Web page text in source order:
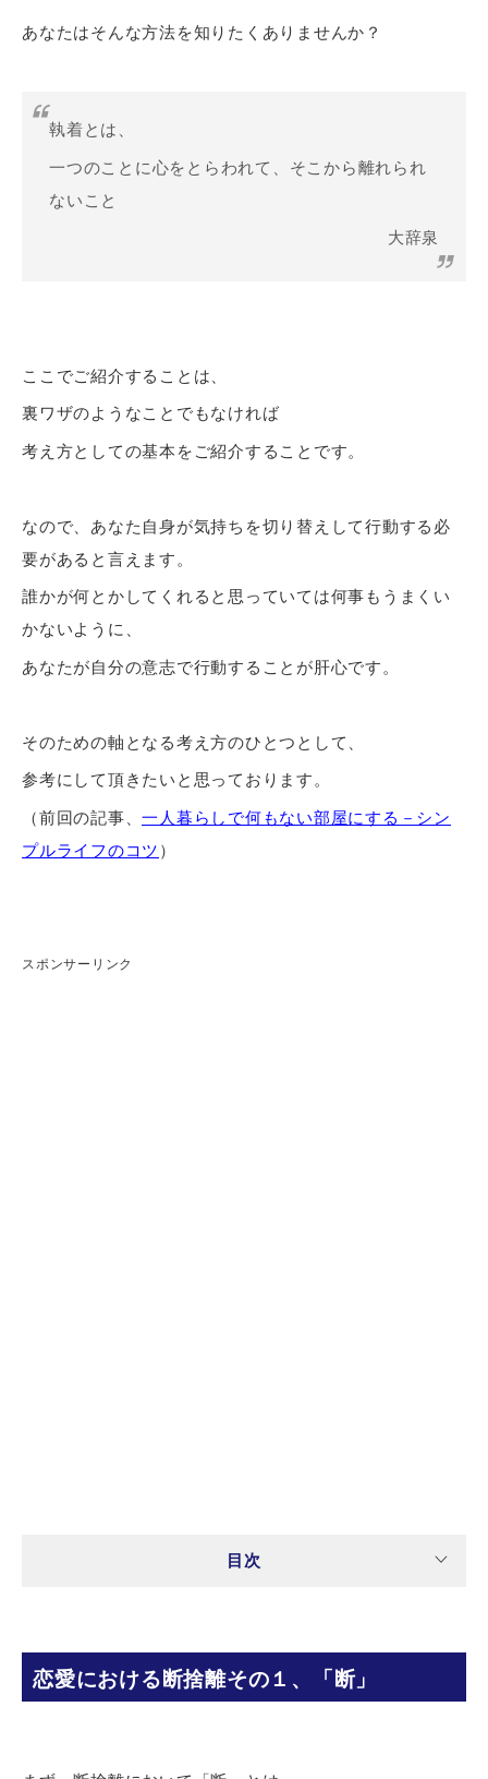
あなたはそんな方法を知りたくありませんか？
執着とは、
一つのことに心をとらわれて、そこから離れられ
ないこと
大辞泉
ここでご紹介することは、
裏ワザのようなことでもなければ
考え方としての基本をご紹介することです。
なので、あなた自身が気持ちを切り替えして行動する必
要があると言えます。
誰かが何とかしてくれると思っていては何事もうまくい
かないように、
あなたが自分の意志で行動することが肝心です。
そのための軸となる考え方のひとつとして、
参考にして頂きたいと思っております。
（前回の記事、一人暮らしで何もない部屋にする－シン
プルライフのコツ ）
スポンサーリンク
目次
恋愛における断捨離その１、「断」